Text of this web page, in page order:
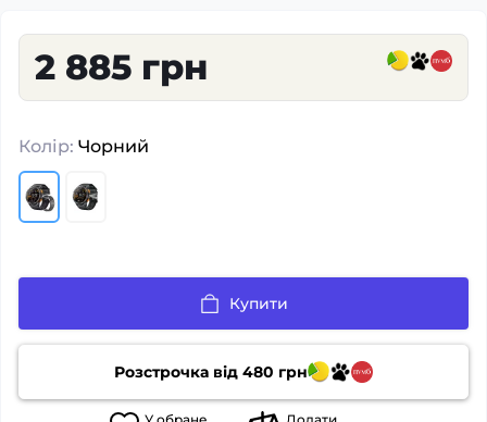
2 885 грн
Колір: Чорний
Купити
Розстрочка від 480 грн